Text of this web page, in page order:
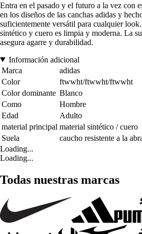
Entra en el pasado y el futuro a la vez con
en los diseños de las canchas adidas y
suficientemente versátil para cualquier
sintético y cuero es limpia y moderna. La
asegura agarre y durabilidad.
Información adicional
Marca
adidas
Color
ftwwht/ftwwht/ftwwht
Color dominante Blanco
Como
Hombre
Edad
Adulto
material principal material sintético / cuero
Suela
caucho resistente a la
Loading...
Loading...
Todas nuestras marcas